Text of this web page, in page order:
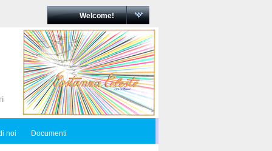
Welcome!
noi Documenti